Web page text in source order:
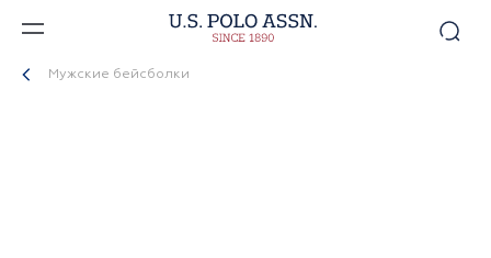
Мужские бейсболки